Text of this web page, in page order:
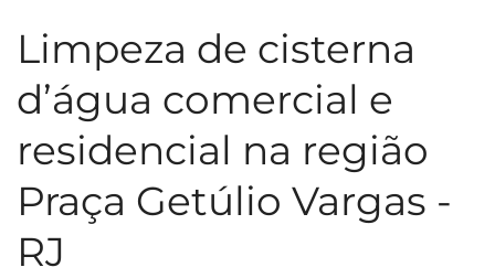
Limpeza de cisterna
d’água comercial e
residencial na região
Praça Getúlio Vargas -
RJ